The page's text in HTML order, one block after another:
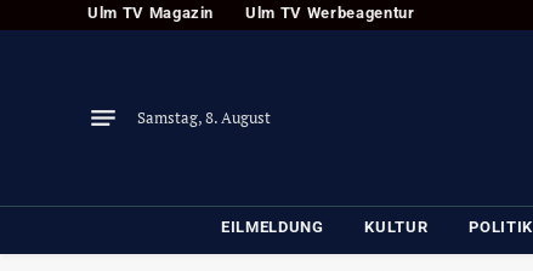
Ulm TV Magazin Ulm TV Werbeagentur
Samstag, 8. August
EILMELDUNG KULTUR POLITIK